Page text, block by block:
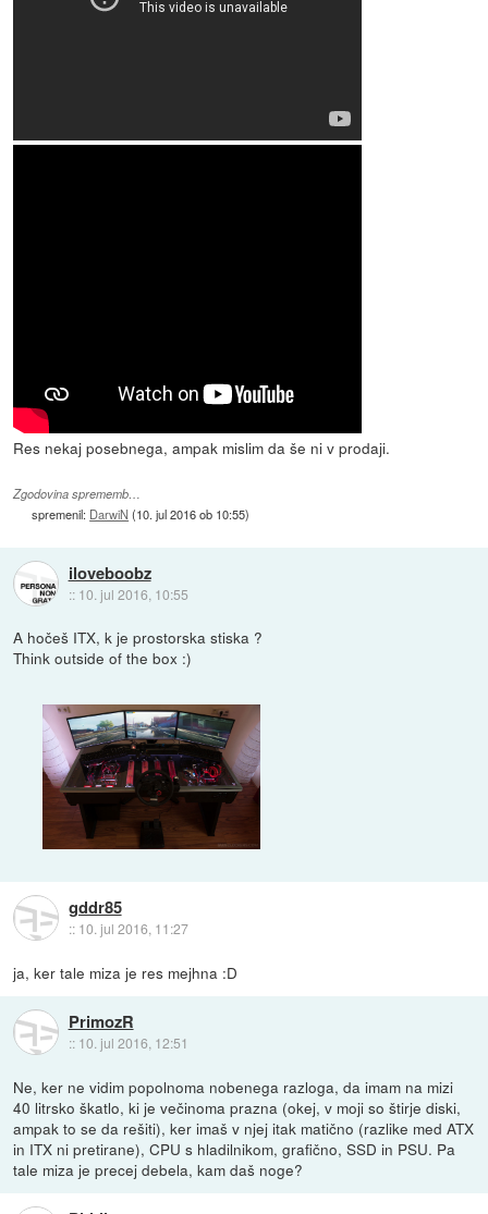
Res nekaj posebnega, ampak mislim da še ni v prodaji.
Zgodovina sprememb…
spremenil: DarwiN(10. jul 2016 ob 10:55)
iloveboobz
:: 10. jul 2016, 10:55
A hočeš ITX, k je prostorska stiska ?
Think outside of the box :)
gddr85
:: 10. jul 2016, 11:27
ja, ker tale miza je res mejhna :D
PrimozR
:: 10. jul 2016, 12:51
Ne, ker ne vidim popolnoma nobenega razloga, da imam na mizi
40 litrsko škatlo, ki je večinoma prazna (okej, v moji so štirje diski,
ampak to se da rešiti), ker imaš v njej itak matično (razlike med ATX
in ITX ni pretirane), CPU s hladilnikom, grafično, SSD in PSU. Pa
tale miza je precej debela, kam daš noge?